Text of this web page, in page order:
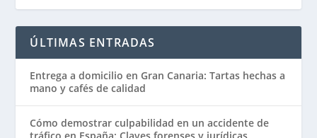
ÚLTIMAS ENTRADAS
Entrega a domicilio en Gran Canaria: Tartas hechas a
mano y cafés de calidad
Cómo demostrar culpabilidad en un accidente de